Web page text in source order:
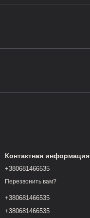
Контактная информация
+380681466535
Перезвонить вам?
+380681466535
+380681466535